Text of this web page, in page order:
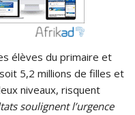
élèves du primaire et
5,2 millions de filles et
niveaux, risquent
soulignent l’urgence